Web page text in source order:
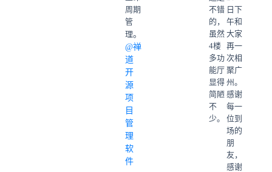
日下
午和
大家
再一
次相
聚广
州。
感谢
每一
位到
场的
朋
友，
感谢
不错
的，
虽然
4楼
多功
能厅
显得
简陋
不
少。
周期
管
理。
@禅
道
开
源
项
目
管
理
软
件